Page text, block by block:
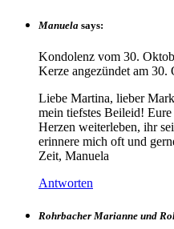
Manuela says:
Kondolenz vom 30.
Kerze angezündet am 30.
Liebe Martina, lieber
mein tiefstes Beileid!
Herzen weiterleben, ihr
erinnere mich oft und
Zeit, Manuela
Antworten
Rohrbacher Marianne und